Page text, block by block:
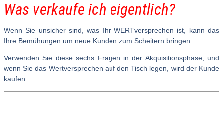
Was verkaufe ich eigentlich?
Wenn Sie unsicher sind, was Ihr WERTversprechen ist, kann das
Ihre Bemühungen um neue Kunden zum Scheitern bringen.
Verwenden Sie diese sechs Fragen in der Akquisitionsphase, und
wenn Sie das Wertversprechen auf den Tisch legen, wird der Kunde
kaufen.